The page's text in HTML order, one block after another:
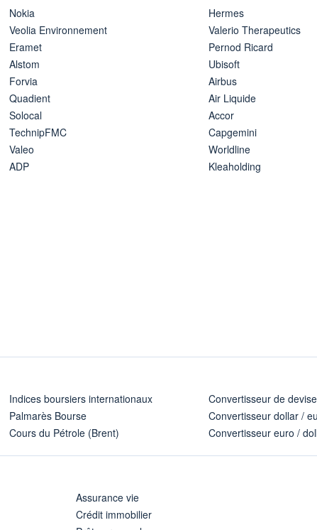
Nokia
Veolia Environnement
Eramet
Alstom
Forvia
Quadient
Solocal
TechnipFMC
Valeo
ADP
Hermes
Valerio Therapeutics
Pernod Ricard
Ubisoft
Airbus
Air Liquide
Accor
Capgemini
Worldline
Kleaholding
Indices boursiers internationaux
Palmarès Bourse
Cours du Pétrole (Brent)
Convertisseur de
Convertisseur dollar /
Convertisseur euro /
Assurance vie
Crédit immobilier